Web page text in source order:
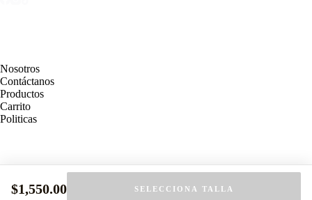
Nosotros
Contáctanos
Productos
Carrito
Politicas
MEDIOS DE PAGO
$1,550.00 SELECCIONA TALLA